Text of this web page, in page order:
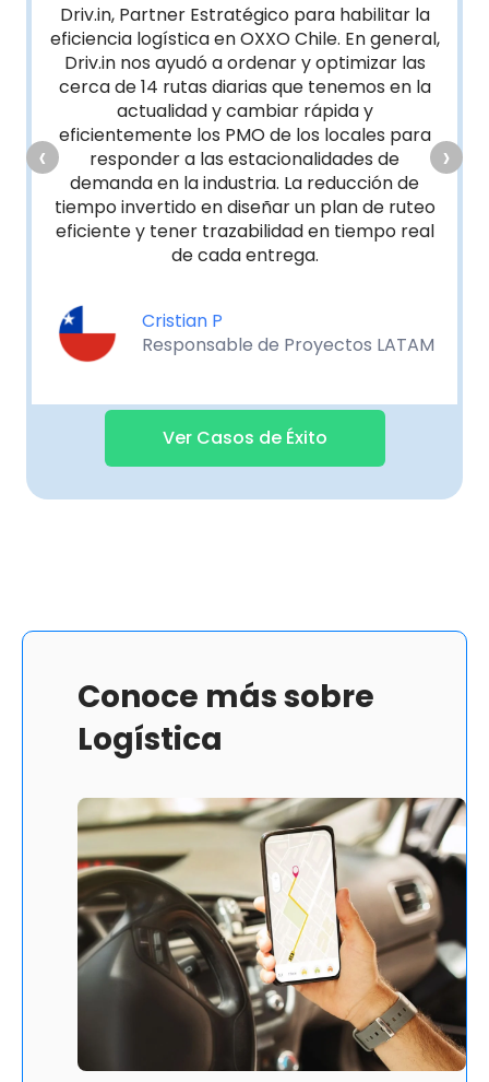
Partner Estratégico para habilitar la
logística en OXXO Chile. En general,
nos ayudó a ordenar y optimizar las
de 14 rutas diarias que tenemos en la
actualidad y cambiar rápida y
los PMO de los locales para
responder a las estacionalidades de
en la industria. La reducción de
invertido en diseñar un plan de ruteo
y tener trazabilidad en tiempo real
de cada entrega.
Cristian P
Responsable de Proyectos LATAM
‹ ›
Ver Casos de Éxito
Conoce más sobre
Logística